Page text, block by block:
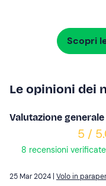
Scopri
Le opinioni dei
Valutazione generale
5 /
8 recensioni verificate
25 Mar 2024 | Volo in